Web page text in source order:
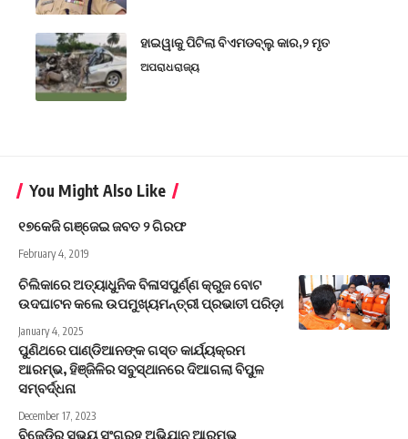
ହାଇୱାକୁ ପିଟିଲା ବିଏମଡବ୍ଲୁ କାର,୨ ମୃତ
ଅପରାଧରାଜ୍ୟ
You Might Also Like
୧୭କେଜି ଗଞ୍ଜେଇ ଜବତ ୨ ଗିରଫ
February 4, 2019
ଚିଲିକାରେ ଅତ୍ୟାଧୁନିକ ବିଳାସପୁର୍ଣ୍ଣ କ୍ରୁଜ ବୋଟ
ଉଦଘାଟନ କଲେ ଉପମୁଖ୍ୟମନ୍ତ୍ରୀ ପ୍ରଭାତୀ ପରିଡ଼ା
January 4, 2025
ପୁଣିଥରେ ପାଣ୍ଡିଆନଙ୍କ ଗସ୍ତ କାର୍ଯ୍ୟକ୍ରମ
ଆରମ୍ଭ, ହିଞ୍ଜିଳିର ସବୁସ୍ଥାନରେ ଦିଆଗଲା ବିପୁଳ
ସମ୍ବର୍ଦ୍ଧନା
December 17, 2023
ବିଜେଡିର ସଭ୍ୟ ସଂଗ୍ରହ ଅଭିଯାନ ଆରମ୍ଭ